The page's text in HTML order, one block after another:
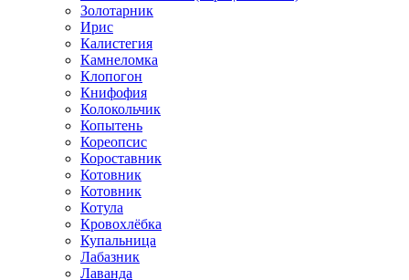
Золотарник
Ирис
Калистегия
Камнеломка
Клопогон
Книфофия
Колокольчик
Копытень
Кореопсис
Короставник
Котовник
Котовник
Котула
Кровохлёбка
Купальница
Лабазник
Лаванда